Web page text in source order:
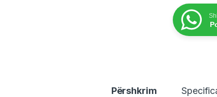
Përshkrim